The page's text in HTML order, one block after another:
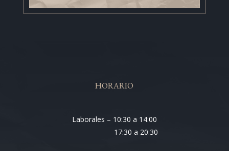
HORARIO
Laborales – 10:30 a 14:00
17:30 a 20:30